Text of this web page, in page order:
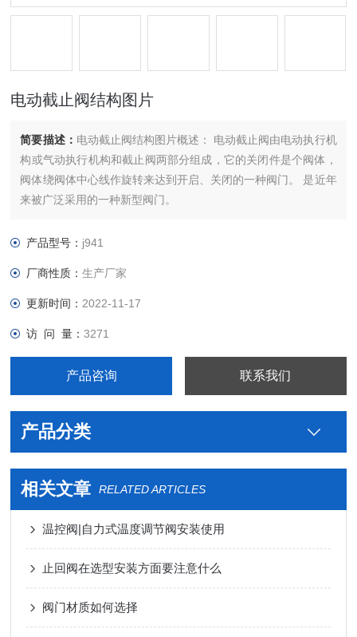
电动截止阀结构图片
简要描述： 电动截止阀结构图片概述： 电动截止阀由电动执行机
构或气动执行机构和截止阀两部分组成，它的关闭件是个阀体，
阀体绕阀体中心线作旋转来达到开启、关闭的一种阀门。 是近年
来被广泛采用的一种新型阀门。
产品型号： j941
厂商性质：生产厂家
更新时间： 2022-11-17
访 问 量：3271
产品咨询 联系我们
产品分类
相关文章 RELATED ARTICLES
温控阀|自力式温度调节阀安装使用
止回阀在选型安装方面要注意什么
阀门材质如何选择